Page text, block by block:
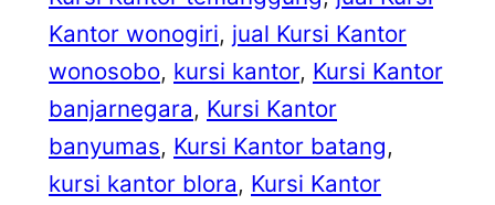
Kantor wonogiri, jual Kursi Kantor
wonosobo, kursi kantor, Kursi Kantor
banjarnegara, Kursi Kantor
banyumas, Kursi Kantor batang
kursi kantor blora, Kursi Kantor